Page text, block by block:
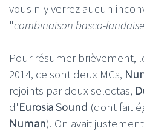
vous n'y verrez aucun
"combinaison basco-landaise
Pour résumer brièvement,
2014, ce sont deux MCs,
rejoints par deux selectas,
d'Eurosia Sound (dont fait
Numan). On avait